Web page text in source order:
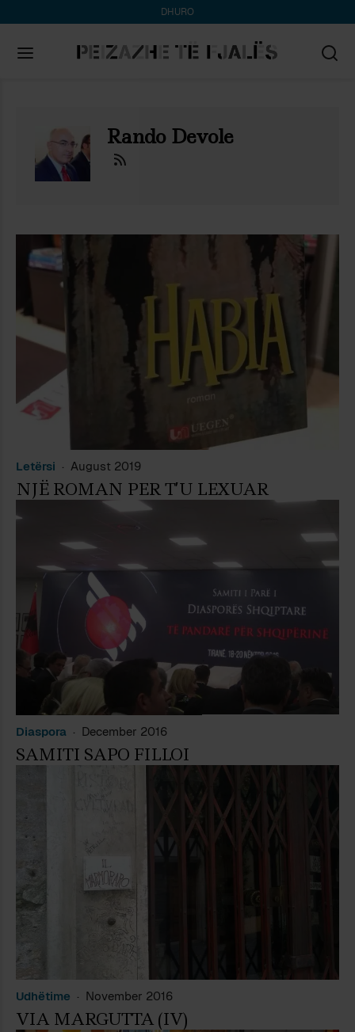
DHURO
Rando Devole
Letërsi August 2019
NJË ROMAN PER T’U LEXUAR
Diaspora December 2016
SAMITI SAPO FILLOI
Udhëtime November 2016
VIA MARGUTTA (IV)